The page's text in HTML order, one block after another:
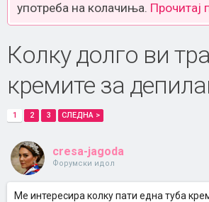
употреба на колачиња. Прочитај
Колку долго ви
кремите за
1 2 3 СЛЕДНА >
cresa-jagoda
Форумски идол
Ме интересира колку пати една туба